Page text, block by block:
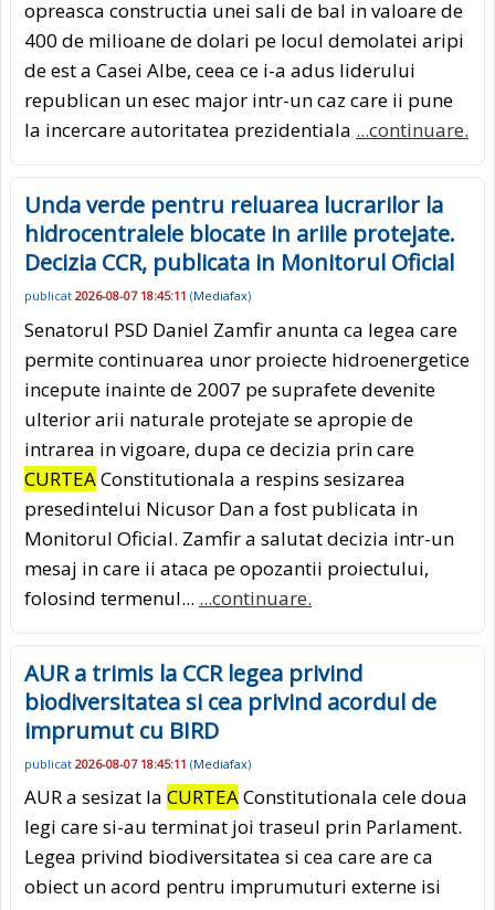
opreasca constructia unei sali de bal in valoare de
400 de milioane de dolari pe locul demolatei aripi
de est a Casei Albe, ceea ce i-a adus liderului
republican un esec major intr-un caz care ii pune
la incercare autoritatea prezidentiala ...continuare.
Unda verde pentru reluarea lucrarilor la
hidrocentralele blocate in ariile protejate.
Decizia CCR, publicata in Monitorul Oficial
publicat 2026-08-07 18:45:11 (Mediafax)
Senatorul PSD Daniel Zamfir anunta ca legea care
permite continuarea unor proiecte hidroenergetice
incepute inainte de 2007 pe suprafete devenite
ulterior arii naturale protejate se apropie de
intrarea in vigoare, dupa ce decizia prin care
CURTEAConstitutionala a respins sesizarea
presedintelui Nicusor Dan a fost publicata in
Monitorul Oficial. Zamfir a salutat decizia intr-un
mesaj in care ii ataca pe opozantii proiectului,
folosind termenul... ...continuare.
AUR a trimis la CCR legea privind
biodiversitatea si cea privind acordul de
imprumut cu BIRD
publicat 2026-08-07 18:45:11 (Mediafax)
AUR a sesizat la CURTEAConstitutionala cele doua
legi care si-au terminat joi traseul prin Parlament.
Legea privind biodiversitatea si cea care are ca
obiect un acord pentru imprumuturi externe isi